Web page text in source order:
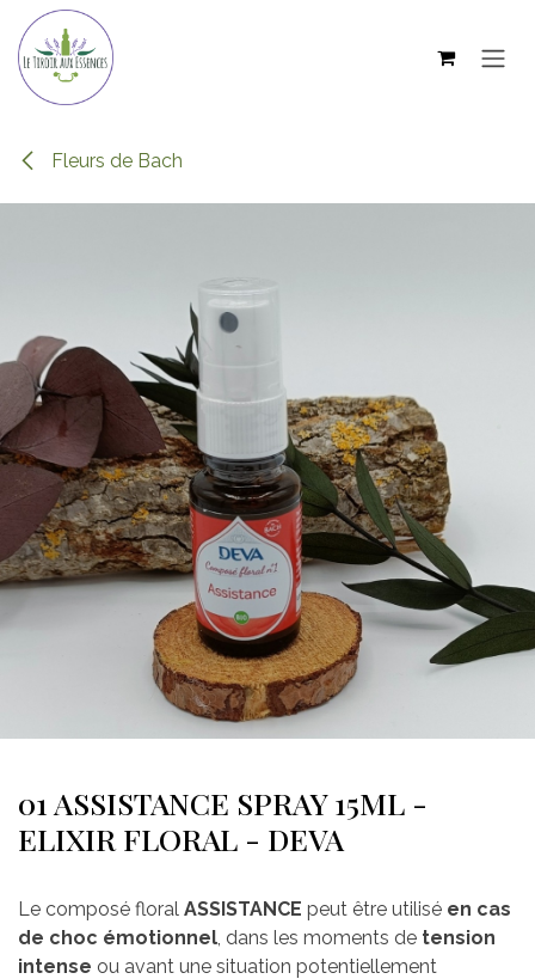
Se rendre au contenu
Fleurs de Bach
01 ASSISTANCE SPRAY 15ML -
ELIXIR FLORAL - DEVA
Le composé floral ASSISTANCE peut être utilisé en cas
de choc émotionnel , dans les moments de tension
intense ou avant une situation potentiellement